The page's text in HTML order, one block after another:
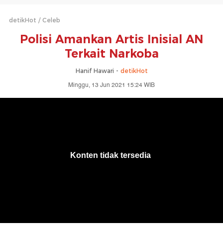
detikHot Celeb
Polisi Amankan Artis Inisial AN
Terkait Narkoba
Hanif Hawari - detikHot
Minggu, 13 Jun 2021 15:24 WIB